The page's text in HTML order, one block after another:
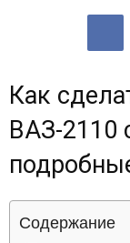
Как
ВАЗ-2110
Содержание